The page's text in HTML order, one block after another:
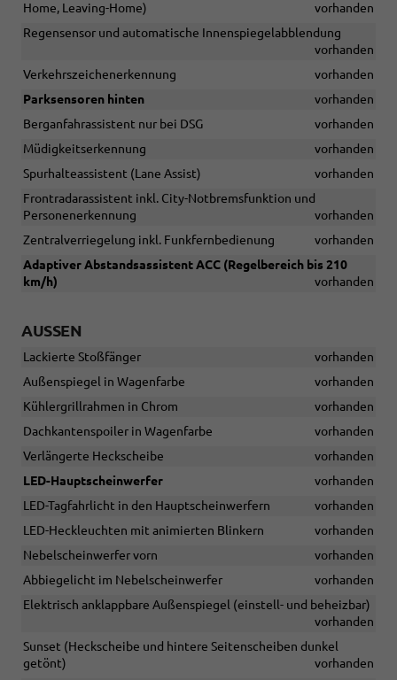
Home, Leaving-Home)
vorhanden
Regensensor und automatische Innenspiegelabblendung
vorhanden
Verkehrszeichenerkennung
vorhanden
Parksensoren hinten
vorhanden
Berganfahrassistent nur bei DSG
vorhanden
Müdigkeitserkennung
vorhanden
Spurhalteassistent (Lane Assist)
vorhanden
Frontradarassistent inkl. City-Notbremsfunktion und
Personenerkennung
vorhanden
Zentralverriegelung inkl. Funkfernbedienung
vorhanden
Adaptiver Abstandsassistent ACC (Regelbereich bis 210
km/h)
vorhanden
AUSSEN
Lackierte Stoßfänger
vorhanden
Außenspiegel in Wagenfarbe
vorhanden
Kühlergrillrahmen in Chrom
vorhanden
Dachkantenspoiler in Wagenfarbe
vorhanden
Verlängerte Heckscheibe
vorhanden
LED-Hauptscheinwerfer
vorhanden
LED-Tagfahrlicht in den Hauptscheinwerfern
vorhanden
LED-Heckleuchten mit animierten Blinkern
vorhanden
Nebelscheinwerfer vorn
vorhanden
Abbiegelicht im Nebelscheinwerfer
vorhanden
Elektrisch anklappbare Außenspiegel (einstell- und beheizbar)
vorhanden
Sunset (Heckscheibe und hintere Seitenscheiben dunkel
getönt)
vorhanden